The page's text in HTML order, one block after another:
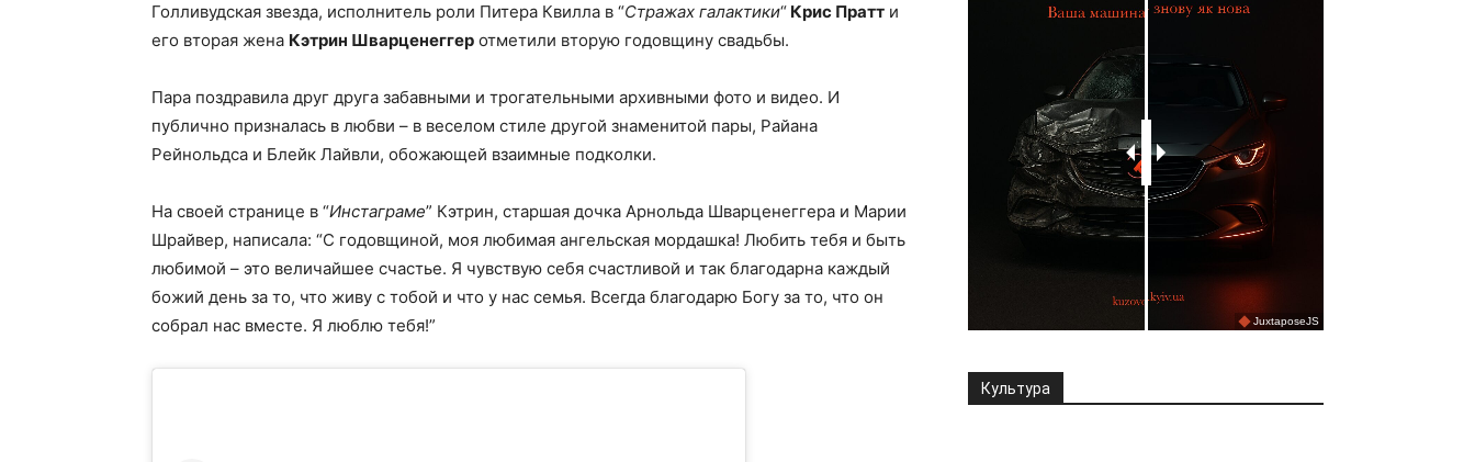
Голливудская звезда, исполнитель роли Питера Квилла в “Стражах галактики“ Крис Пратт и
его вторая жена Кэтрин Шварценеггер отметили вторую годовщину свадьбы.
Пара поздравила друг друга забавными и трогательными архивными фото и видео. И
публично призналась в любви – в веселом стиле другой знаменитой пары, Райана
Рейнольдса и Блейк Лайвли, обожающей взаимные подколки.
На своей странице в “Инстаграме” Кэтрин, старшая дочка Арнольда Шварценеггера и Марии
Шрайвер, написала: “С годовщиной, моя любимая ангельская мордашка! Любить тебя и быть
любимой – это величайшее счастье. Я чувствую себя счастливой и так благодарна каждый
божий день за то, что живу с тобой и что у нас семья. Всегда благодарю Богу за то, что он
собрал нас вместе. Я люблю тебя!”
Культура